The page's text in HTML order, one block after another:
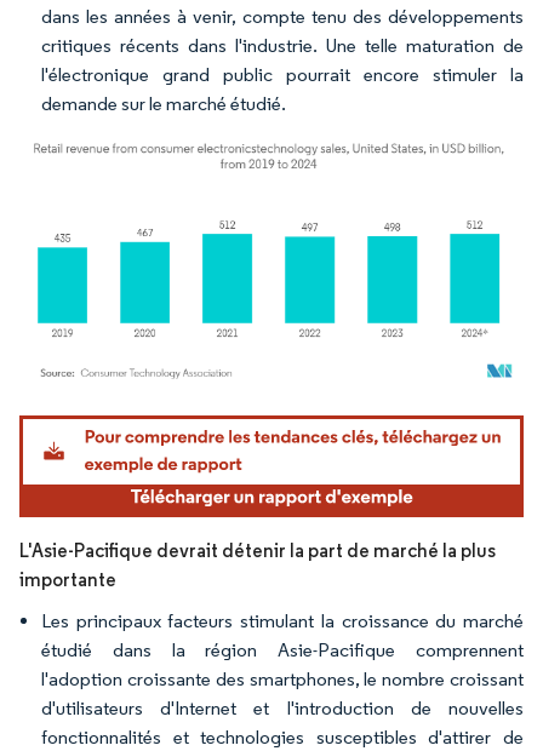
dans les années à venir, compte tenu des développements
critiques récents dans l'industrie. Une telle maturation de
l'électronique grand public pourrait encore stimuler la
demande sur le marché étudié.
Image © Mordor Intelligence. La réutilisation nécessite une attribution sous CC BY
L'Asie-Pacifique devrait détenir la part de marché la plus
importante
Les principaux facteurs stimulant la croissance du marché
étudié dans la région Asie-Pacifique comprennent
l'adoption croissante des smartphones, le nombre croissant
d'utilisateurs d'Internet et l'introduction de nouvelles
fonctionnalités et technologies susceptibles d'attirer de